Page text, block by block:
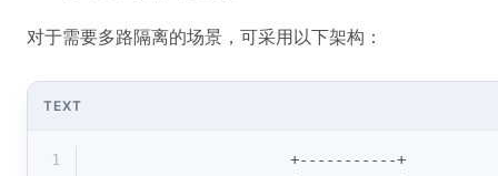
对于需要多路隔离的场景，可采用以下架构：
TEXT
1
                      +-----------+